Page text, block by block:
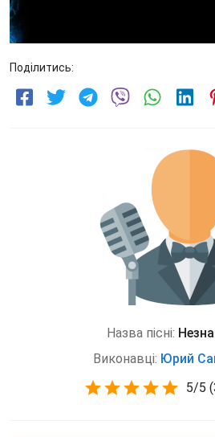
Поділитись:
Назва пісні:
Виконавці: Юрий
5/5 (